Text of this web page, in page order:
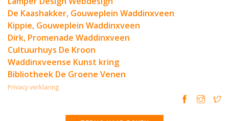
De Kaashakker, Gouweplein Waddinxveen
Kippie, Gouweplein Waddinxveen
Dirk, Promenade Waddinxveen
Cultuurhuys De Kroon
Waddinxveense Kunst kring
Bibliotheek De Groene Venen
Privacy verklaring